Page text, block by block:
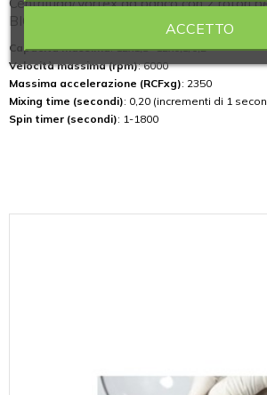
BIOSAN modello MSC-6000
Capacità massima: 12x1,5- 12x0,5/0,2
Velocità massima (rpm): 6000
Massima accelerazione (RCFxg): 2350
Mixing time (secondi): 0,20 (incrementi di 1
Spin timer (secondi): 1-1800
ACCETTO